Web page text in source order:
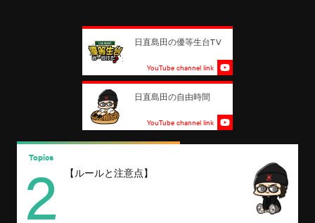
日直島田の優等生台TV
YouTube channel link
日直島田の自由時間
YouTube channel link
【ルールと注意点】
Topics
2